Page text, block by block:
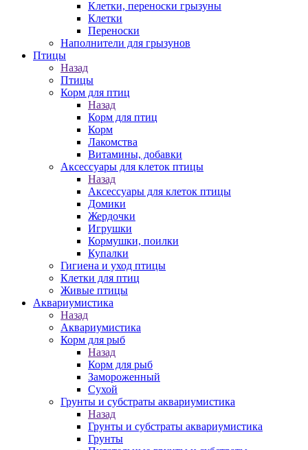
Клетки, переноски грызуны
Клетки
Переноски
Наполнители для грызунов
Птицы
Назад
Птицы
Корм для птиц
Назад
Корм для птиц
Корм
Лакомства
Витамины, добавки
Аксессуары для клеток птицы
Назад
Аксессуары для клеток птицы
Домики
Жердочки
Игрушки
Кормушки, поилки
Купалки
Гигиена и уход птицы
Клетки для птиц
Живые птицы
Аквариумистика
Назад
Аквариумистика
Корм для рыб
Назад
Корм для рыб
Замороженный
Сухой
Грунты и субстраты аквариумистика
Назад
Грунты и субстраты аквариумистика
Грунты